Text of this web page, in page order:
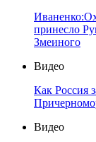
принесло
Змеиного
Видео
Как Россия
Видео